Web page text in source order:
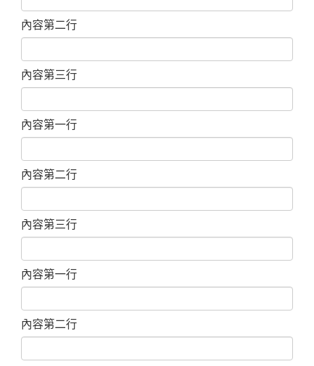
內容第二行
內容第三行
內容第一行
內容第二行
內容第三行
內容第一行
內容第二行